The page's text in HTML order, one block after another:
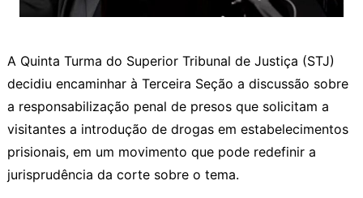
​A Quinta Turma do Superior Tribunal de Justiça (STJ)
decidiu encaminhar à Terceira Seção a discussão sobre
a responsabilização penal de presos que solicitam a
visitantes a introdução de drogas em estabelecimentos
prisionais, em um movimento que pode redefinir a
jurisprudência da corte sobre o tema.